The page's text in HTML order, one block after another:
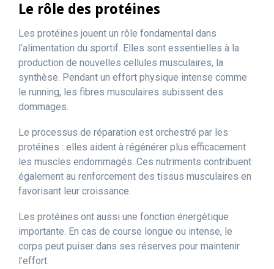
Le rôle des protéines
Les protéines jouent un rôle fondamental dans
l’alimentation du sportif. Elles sont essentielles à la
production de nouvelles cellules musculaires, la
synthèse. Pendant un effort physique intense comme
le running, les fibres musculaires subissent des
dommages.
Le processus de réparation est orchestré par les
protéines : elles aident à régénérer plus efficacement
les muscles endommagés. Ces nutriments contribuent
également au renforcement des tissus musculaires en
favorisant leur croissance.
Les protéines ont aussi une fonction énergétique
importante. En cas de course longue ou intense, le
corps peut puiser dans ses réserves pour maintenir
l’effort.